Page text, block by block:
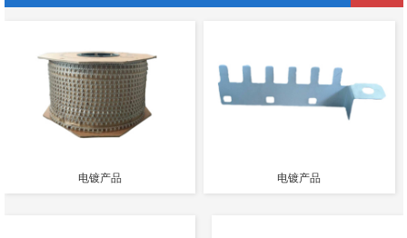
电镀产品 电镀产品